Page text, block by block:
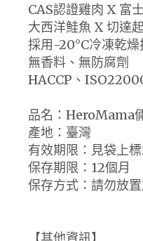
CAS認證雞肉 X 富
大西洋鮭魚 X 切達
採用-20°C冷凍乾
無香料、無防腐劑
HACCP、
品名：HeroMama
產地：臺灣
有效期限：見袋上
保存期限：12個月
保存方式：請勿放